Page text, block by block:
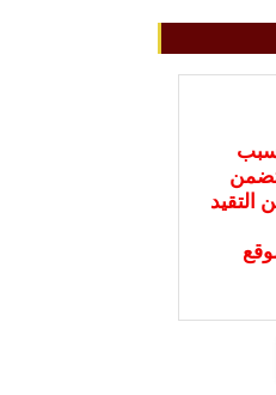
سبب
التقيد